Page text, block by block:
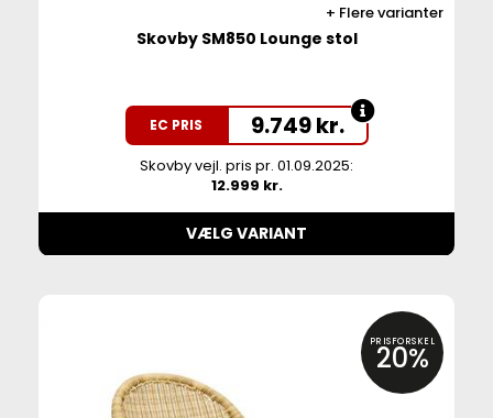
Flere varianter
Skovby SM850 Lounge stol
EC PRIS 9.749kr.
Skovby vejl. pris pr. 01.09.2025:
12.999 kr.
VÆLG VARIANT
PRISFORSKEL
20%